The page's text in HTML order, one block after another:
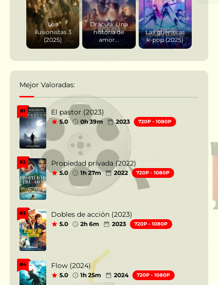
Los
ilusionistas 3
(2025)
Drácula: Una
historia de
amor...
Las guerreras
k-pop (2025)
Mejor Valoradas:
#1 El pastor (2023)
5.0 0h 39m 2023 720P - 1080P
#2 Propiedad privada (2022)
5.0 1h 27m 2022 720P - 1080P
#3 Dobles de acción (2023)
5.0 2h 6m 2023 720P - 1080P
#4 Flow (2024)
5.0 1h 25m 2024 720P - 1080P